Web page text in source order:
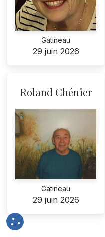
Gatineau
29 juin 2026
Roland Chénier
Gatineau
29 juin 2026